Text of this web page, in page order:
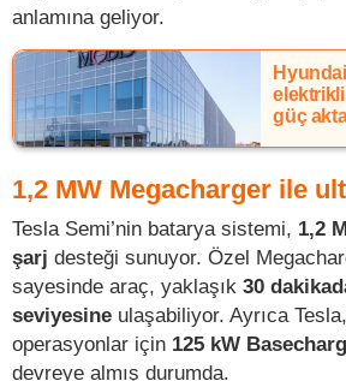
anlamına geliyor.
güç
1,2 MW Megacharger ile
Tesla Semi’nin batarya sistemi, 1,2
şarj desteği sunuyor. Özel
sayesinde araç, yaklaşık 30
seviyesine ulaşabiliyor. Ayrıca
operasyonlar için 125 kW
devreye almış durumda.